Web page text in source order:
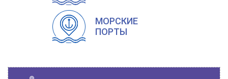
МОРСКИЕ
ПОРТЫ